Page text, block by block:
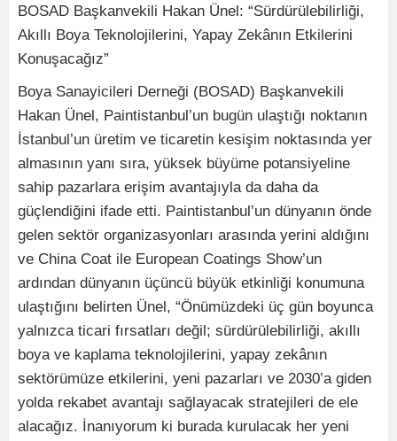
BOSAD Başkanvekili Hakan Ünel: “Sürdürülebilirliği,
Akıllı Boya Teknolojilerini, Yapay Zekânın Etkilerini
Konuşacağız”
Boya Sanayicileri Derneği (BOSAD) Başkanvekili
Hakan Ünel, Paintistanbul’un bugün ulaştığı noktanın
İstanbul’un üretim ve ticaretin kesişim noktasında yer
almasının yanı sıra, yüksek büyüme potansiyeline
sahip pazarlara erişim avantajıyla da daha da
güçlendiğini ifade etti. Paintistanbul’un dünyanın önde
gelen sektör organizasyonları arasında yerini aldığını
ve China Coat ile European Coatings Show’un
ardından dünyanın üçüncü büyük etkinliği konumuna
ulaştığını belirten Ünel, “Önümüzdeki üç gün boyunca
yalnızca ticari fırsatları değil; sürdürülebilirliği, akıllı
boya ve kaplama teknolojilerini, yapay zekânın
sektörümüze etkilerini, yeni pazarları ve 2030’a giden
yolda rekabet avantajı sağlayacak stratejileri de ele
alacağız. İnanıyorum ki burada kurulacak her yeni